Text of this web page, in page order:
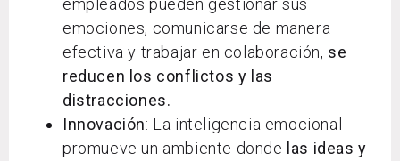
empleados pueden gestionar sus
emociones, comunicarse de manera
efectiva y trabajar en colaboración, se
reducen los conflictos y las
distracciones.
Innovación: La inteligencia emocional
promueve un ambiente donde las ideas y